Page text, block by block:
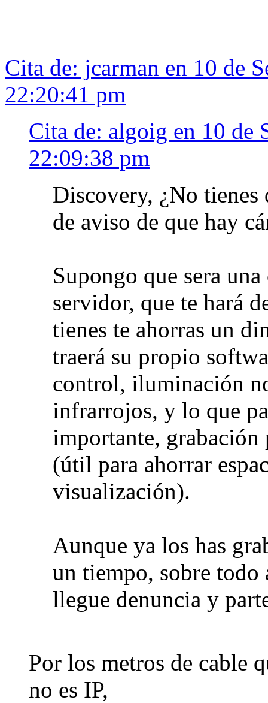
Cita de: jcarman en 10 de
22:20:41 pm
Cita de: algoig en 10 de
22:09:38 pm
Discovery, ¿No tienes
de aviso de que hay
Supongo que sera
servidor, que te hará
tienes te ahorras un
traerá su propio
control, iluminación
infrarrojos, y lo que
importante, grabación
(útil para ahorrar
visualización).
Aunque ya los has
un tiempo, sobre todo
llegue denuncia y
Por los metros de cable
no es IP,